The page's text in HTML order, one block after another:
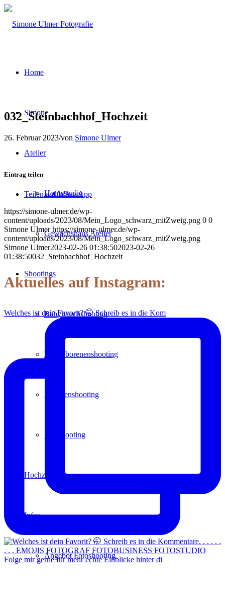
Home
Simone
Atelier
Homestudio
Gewächshaus Atelier
Shootings
Babybauchshooting
Neugeborenenshooting
Familienshooting
Paarshooting
Hochzeit
Infos
Angebot Fotoshooting
032_Steinbachhof_Hochzeit
26. Februar 2023/von Simone Ulmer
Eintrag teilen
Teilen auf WhatsApp
https://simone-ulmer.de/wp-
content/uploads/2023/08/Mein_Logo_schwarz_mitZweig.png 0 0
Simone Ulmer https://simone-ulmer.de/wp-
content/uploads/2023/08/Mein_Logo_schwarz_mitZweig.png
Simone Ulmer2023-02-26 01:38:502023-02-26
01:38:50032_Steinbachhof_Hochzeit
Aktuelles auf Instagram:
Welches ist dein Favorit? 🤭 Schreib es in die Kom
Folge mir gerne für mehr echte Einblicke hinter di